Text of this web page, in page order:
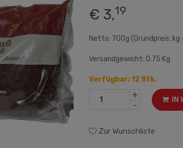
€ 3,19
Netto: 700g (Grundpreis: kg
Versandgewicht: 0.75 Kg
Verfügbar: 12 Stk.
+
-
IN
Zur Wunschliste